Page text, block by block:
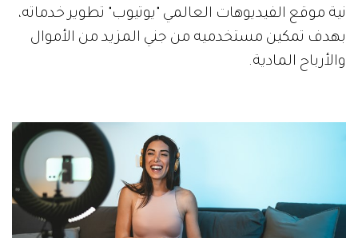
نية موقع الفيديوهات العالمي "يوتيوب" تطوير خدماته،
بهدف تمكين مستخدميه من جني المزيد من الأموال
والأرباح المادية.